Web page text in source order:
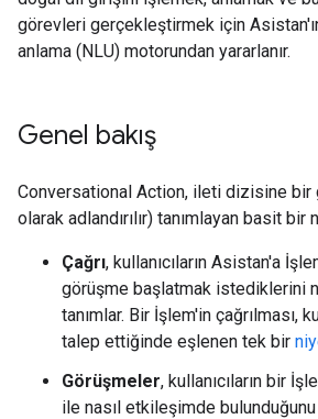
görevleri gerçekleştirmek için
anlama (NLU) motorundan yararlanır.
Genel bakış
Conversational Action, ileti dizisine bir
olarak adlandırılır) tanımlayan basit bir
Çağrı, kullanıcıların Asistan'a
görüşme başlatmak istediklerini
tanımlar. Bir İşlem'in çağrılması,
talep ettiğinde eşlenen tek bir
Görüşmeler, kullanıcıların bir
ile nasıl etkileşimde bulunduğunu